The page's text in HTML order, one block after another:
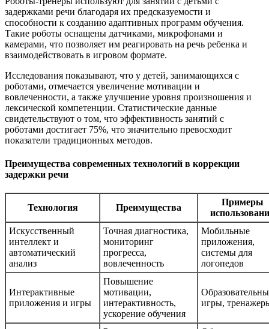
задержками речи благодаря их предсказуемости и
способности к созданию адаптивных программ обучения.
Такие роботы оснащены датчиками, микрофонами и
камерами, что позволяет им реагировать на речь ребенка и
взаимодействовать в игровом формате.
Исследования показывают, что у детей, занимающихся с
роботами, отмечается увеличение мотивации и
вовлеченности, а также улучшение уровня произношения и
лексической компетенции. Статистические данные
свидетельствуют о том, что эффективность занятий с
роботами достигает 75%, что значительно превосходит
показатели традиционных методов.
Преимущества современных технологий в коррекции
задержки речи
Технология Преимущества
Примеры
Искусственный
интеллект и
автоматический
анализ
Точная диагностика,
мониторинг
прогресса,
вовлеченность
Мобильные
приложения,
системы для
логопедов
Интерактивные
приложения и игры
Повышение
мотивации,
интерактивность,
ускорение обучения
игры,